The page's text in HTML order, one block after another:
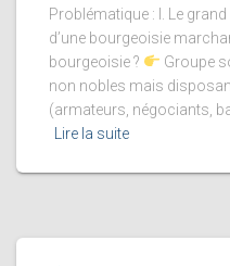
Problématique : I. Le
d’une bourgeoisie
bourgeoisie ?
Groupe
non nobles mais
(armateurs, négociants,
Lire la suite